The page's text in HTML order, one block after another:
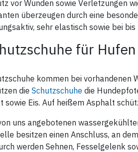
vor Wunden sowie Verletzungen
überzeugen durch eine
sehr elastisch sowie bei bis
für
kommen bei vorhandenen
die Schutzschuhe die
sowie Eis. Auf heißem Asphalt
uns angebotenen
besitzen einen Anschluss, an
werden Sehnen, Fesselgelenk